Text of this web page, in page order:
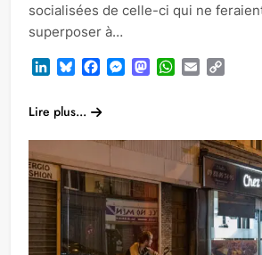
socialisées de celle-ci qui ne
superposer à…
LinkedInBlueskyFacebook
Messenger
Mastodon
WhatsApp
Email
Lire plus...